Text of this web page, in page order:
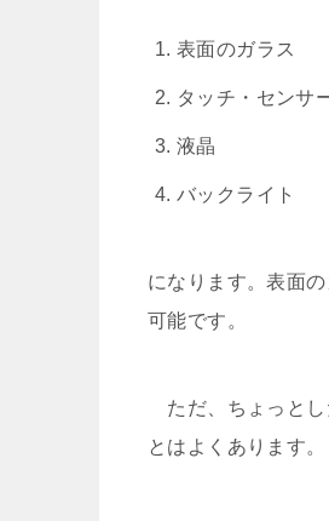
表面のガラス
タッチ・センサ
液晶
バックライト
になります。表面
可能です。
ただ、ちょっとし
とはよくあります。